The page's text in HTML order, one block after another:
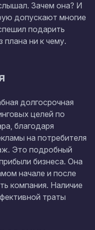
Зачем она? И
допускают многие
подарить
ни к чему.
долгосрочная
целей по
благодаря
на потребителя
Это подробный
бизнеса. Она
начале и после
компания. Наличие
траты